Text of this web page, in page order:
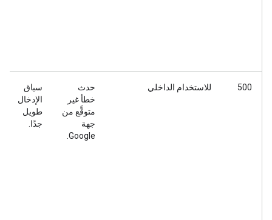
500 للاستخدام الداخلي
حدث
خطأ غير
متوقَّع من
جهة
Google.
سياق
الإدخال
طويل
جدًا.